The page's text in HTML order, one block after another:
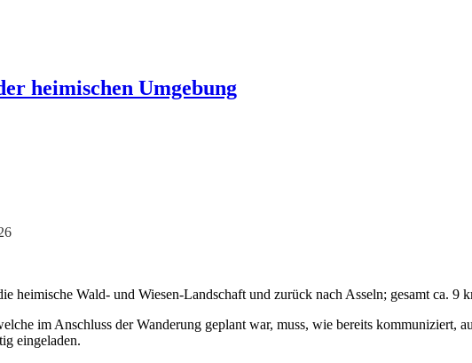
heimischen Umgebung
heimische Wald- und Wiesen-Landschaft und zurück nach Asseln; gesamt ca. 9
im Anschluss der Wanderung geplant war, muss, wie bereits
eingeladen.